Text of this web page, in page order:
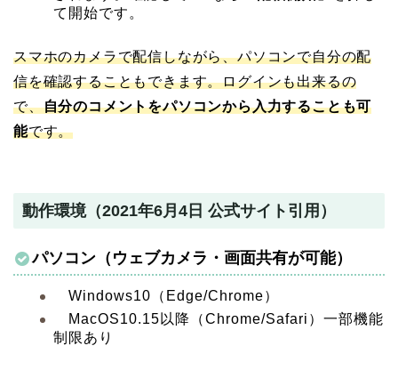
て開始です。
スマホのカメラで配信しながら、パソコンで自分の配
信を確認することもできます。ログインも出来るの
で、自分のコメントをパソコンから入力することも可
能です。
動作環境（2021年6月4日 公式サイト引用）
パソコン（ウェブカメラ・画面共有が可能）
Windows10（Edge/Chrome）
MacOS10.15以降（Chrome/Safari）一部機能
制限あり